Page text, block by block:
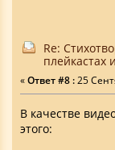
Re:
плейкастах
«Ответ #8 : 25
В качестве
этого: